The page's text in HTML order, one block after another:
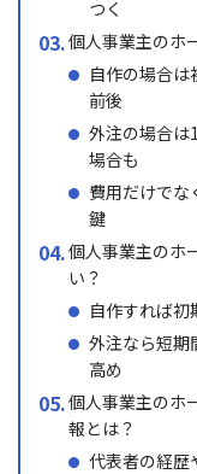
つく
個人事業主のホ
自作の場合
前後
外注の場合は
場合も
費用だけでな
鍵
個人事業主のホ
い？
自作すれば初
外注なら短期
高め
個人事業主のホ
報とは？
代表者の経歴